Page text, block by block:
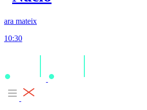
ara mateix
10:30